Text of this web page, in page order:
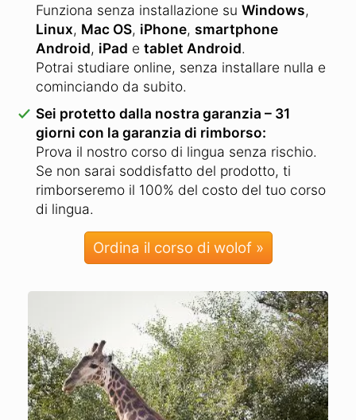
Funziona senza installazione su Windows,
Linux, Mac OS, iPhone, smartphone
Android, iPad e tablet Android.
Potrai studiare online, senza installare nulla e
cominciando da subito.
Sei protetto dalla nostra garanzia – 31
giorni con la garanzia di rimborso:
Prova il nostro corso di lingua senza rischio.
Se non sarai soddisfatto del prodotto, ti
rimborseremo il 100% del costo del tuo corso
di lingua.
Ordina il corso di wolof »